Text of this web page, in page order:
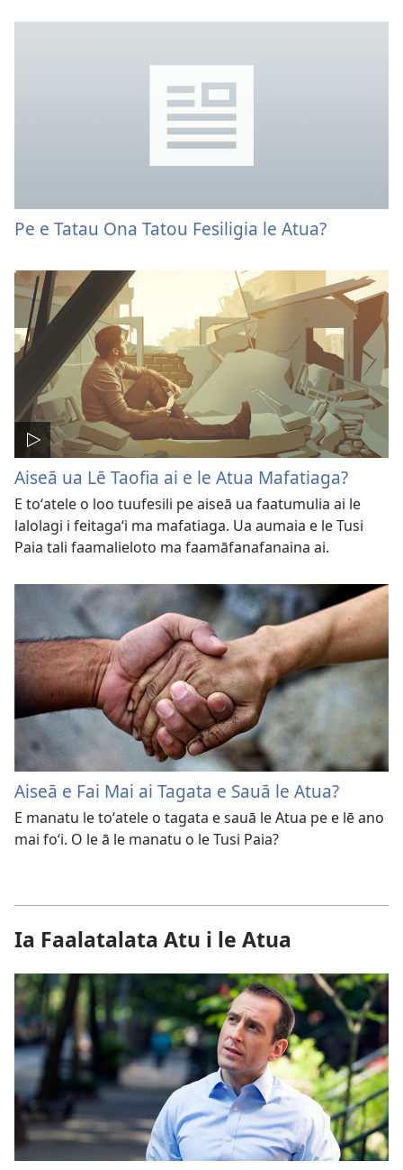
Pe e Tatau Ona Tatou Fesiligia le Atua?
Aiseā ua Lē Taofia ai e le Atua Mafatiaga?
E toʻatele o loo tuufesili pe aiseā ua faatumulia ai le
lalolagi i feitagaʻi ma mafatiaga. Ua aumaia e le Tusi
Paia tali faamalieloto ma faamāfanafanaina ai.
Aiseā e Fai Mai ai Tagata e Sauā le Atua?
E manatu le toʻatele o tagata e sauā le Atua pe e lē ano
mai foʻi. O le ā le manatu o le Tusi Paia?
Ia Faalatalata Atu i le Atua